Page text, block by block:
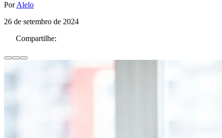
PorAlelo
26 de setembro de 2024
Compartilhe: